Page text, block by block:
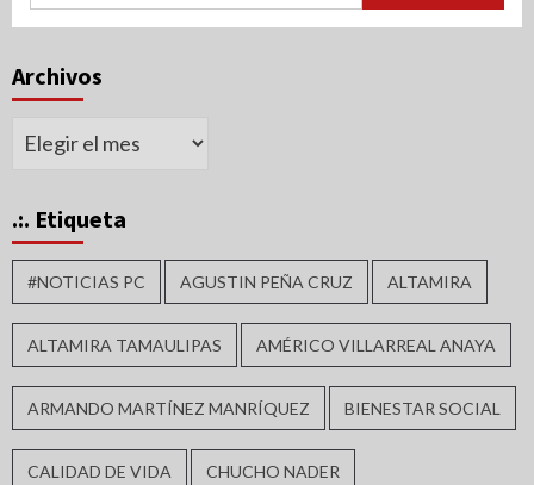
Archivos
Archivos
.:. Etiqueta
#NOTICIAS PC AGUSTIN PEÑA CRUZ ALTAMIRA
ALTAMIRA TAMAULIPAS AMÉRICO VILLARREAL ANAYA
ARMANDO MARTÍNEZ MANRÍQUEZ BIENESTAR SOCIAL
CALIDAD DE VIDA CHUCHO NADER